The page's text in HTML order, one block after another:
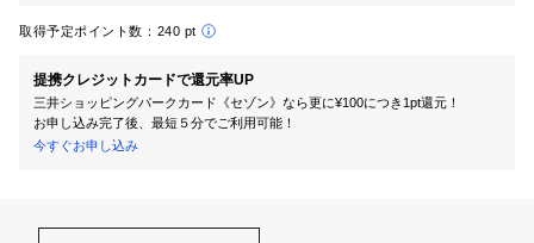
取得予定ポイント数： 240 pt
提携クレジットカードで還元率UP
三井ショッピングパークカード《セゾン》なら更に¥100につき1pt還元！
お申し込み完了後、最短５分でご利用可能！
今すぐお申し込み